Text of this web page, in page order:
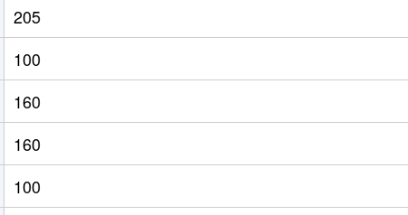
205
100
160
160
100